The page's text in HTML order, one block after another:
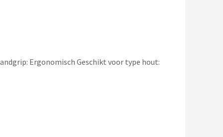
Ergonomisch Geschikt voor type hout: